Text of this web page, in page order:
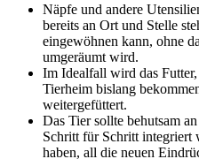
Näpfe und andere
bereits an Ort und Stelle
eingewöhnen kann, ohne
umgeräumt wird.
Im Idealfall wird das
Tierheim bislang
weitergefüttert.
Das Tier sollte behutsam
Schritt für Schritt integriert
haben, all die neuen